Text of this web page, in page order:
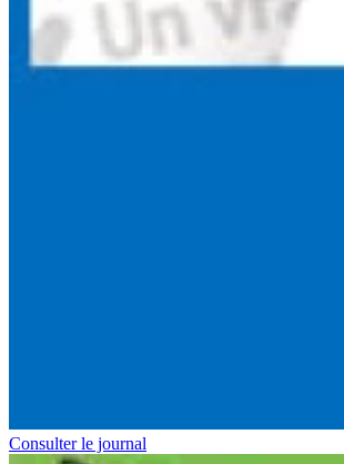
Consulter le journal